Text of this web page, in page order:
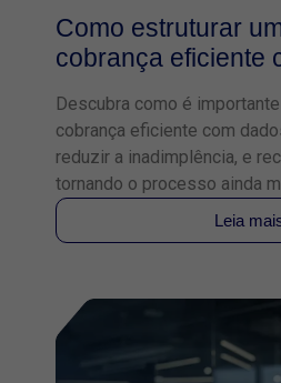
Como estruturar
cobrança eficiente
Descubra como é
cobrança eficiente com
reduzir a inadimplência, e
tornando o processo ainda
Leia